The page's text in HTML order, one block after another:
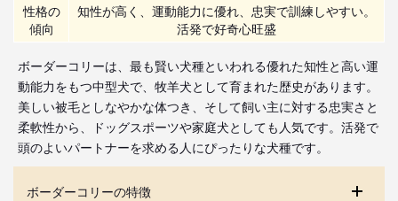
性格の
傾向
知性が高く、運動能力に優れ、忠実で訓練しやすい。
活発で好奇心旺盛
ボーダーコリーは、最も賢い犬種といわれる優れた知性と高い運
動能力をもつ中型犬で、牧羊犬として育まれた歴史があります。
美しい被毛としなやかな体つき、そして飼い主に対する忠実さと
柔軟性から、ドッグスポーツや家庭犬としても人気です。活発で
頭のよいパートナーを求める人にぴったりな犬種です。
ボーダーコリーの特徴